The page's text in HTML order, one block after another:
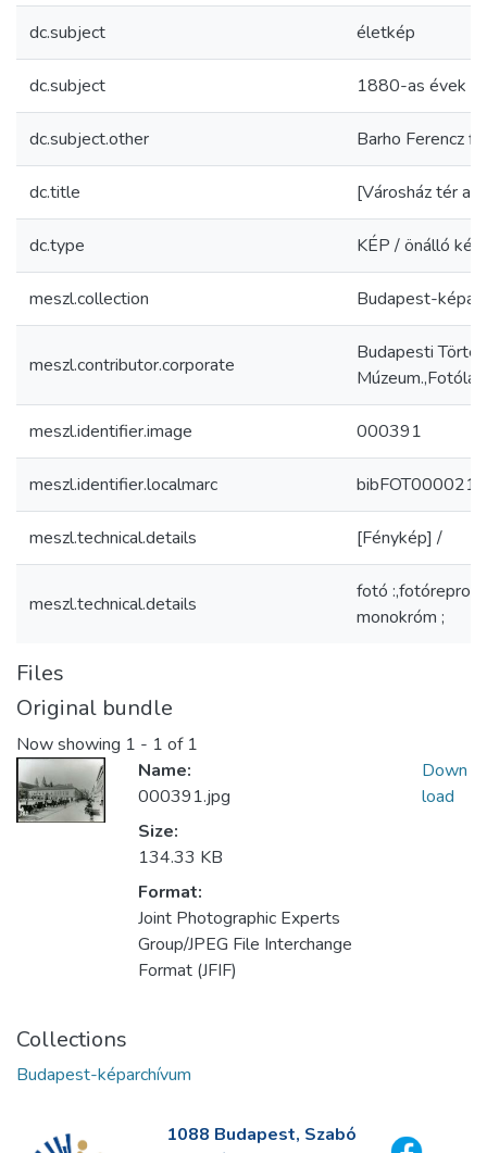
dc.subject életkép
dc.subject 1880-as évek
dc.subject.other Barho Ferencz
dc.title [Városház tér a
dc.type KÉP / önálló kép
meszl.collection Budapest-
meszl.contributor.corporate
Budapesti
meszl.identifier.image 000391
meszl.identifier.localmarc
meszl.technical.details [Fénykép] /
meszl.technical.details
fotó
monokróm ;
Files
Original bundle
Now showing 1 - 1 of 1
Name:
000391.jpg
Size:
134.33 KB
Format:
Joint Photographic Experts
Group/JPEG File Interchange
Format (JFIF)
Down
load
Collections
Budapest-képarchívum
1088 Budapest, Szabó